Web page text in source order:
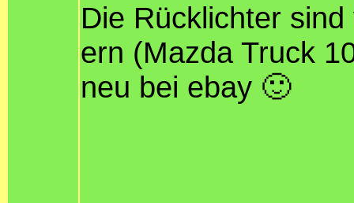
Die Rücklichter
ern (Mazda Truck
neu bei ebay 🙂